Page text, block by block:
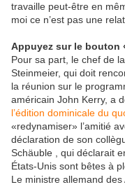
travaille peut-être en
moi ce n’est pas une
Appuyez sur le bouton
Pour sa part, le chef de
Steinmeier, qui doit
la réunion sur le
américain John Kerry, a
l’édition dominicale du
«redynamiser» l’amitié
déclaration de son
Schäuble , qui déclarait
États-Unis sont bêtes à
Le ministre allemand